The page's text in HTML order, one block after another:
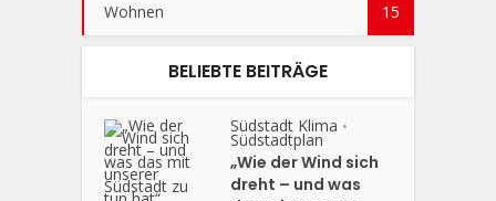
Wohnen 15
BELIEBTE BEITRÄGE
Südstadt Klima •
Südstadtplan
„Wie der Wind sich
dreht – und was